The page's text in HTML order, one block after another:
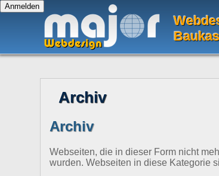
Archiv
Archiv
Webseiten, die in dieser Form nicht
wurden. Webseiten in diese Kategorie